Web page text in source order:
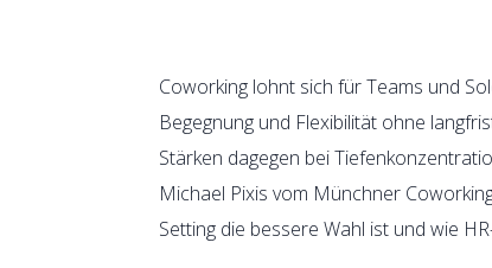
Coworking lohnt sich für Teams und
Begegnung und Flexibilität ohne
Stärken dagegen bei
Michael Pixis vom Münchner
Setting die bessere Wahl ist und wie